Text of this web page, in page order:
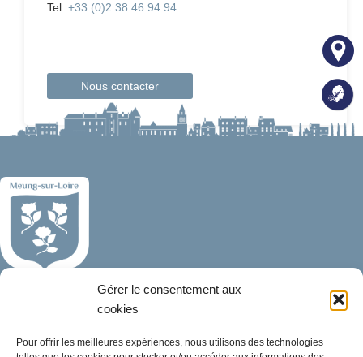
Gérer le consentement aux
cookies
Pour offrir les meilleures expériences, nous utilisons des technologies
Tel: +33 (0)2 38 46 94 94
Nous contacter
Mairie de Meung-sur-Loire
45130 Meung-sur-Loire